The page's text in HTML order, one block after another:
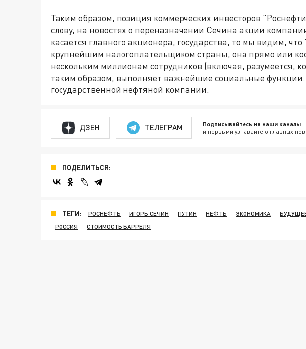
Таким образом, позиция коммерческих инвесторов
слову, на новостях о переназначении Сечина акции
касается главного акционера, государства, то мы видим, что
крупнейшим налогоплательщиком страны, она прямо или
нескольким миллионам сотрудников (включая, разумеется,
таким образом, выполняет важнейшие социальные функции.
государственной нефтяной компании.
ДЗЕН ТЕЛЕГРАМ Подписывайтесь на наши каналы
и первыми узнавайте о главных
ПОДЕЛИТЬСЯ:
ТЕГИ: РОСНЕФТЬ ИГОРЬ СЕЧИН ПУТИН НЕФТЬ ЭКОНОМИКА
РОССИЯ
СТОИМОСТЬ БАРРЕЛЯ